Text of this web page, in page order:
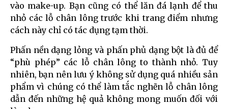
vào make-up. Bạn cũng có thể lăn đá lạnh để thu
nhỏ các lỗ chân lông trước khi trang điểm nhưng
cách này chỉ có tác dụng tạm thời.
Phấn nền dạng lỏng và phấn phủ dạng bột là đủ để
“phù phép” các lỗ chân lông to thành nhỏ. Tuy
nhiên, bạn nên lưu ý không sử dụng quá nhiều sản
phẩm vì chúng có thể làm tắc nghẽn lỗ chân lông
dẫn đến những hệ quả không mong muốn đối với